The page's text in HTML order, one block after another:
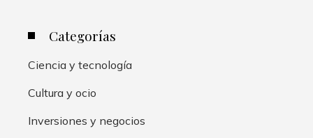
Categorías
Ciencia y tecnología
Cultura y ocio
Inversiones y negocios